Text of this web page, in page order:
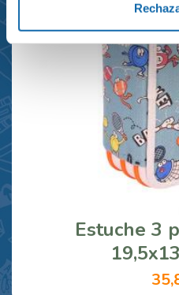
Estuche 3